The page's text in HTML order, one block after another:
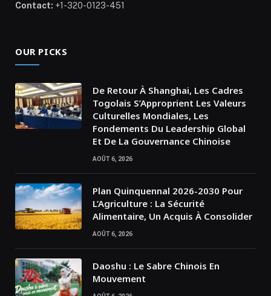
Contact: +1-320-0123-451
OUR PICKS
De Retour À Shanghai, Les Cadres
Togolais S’Approprient Les Valeurs
Culturelles Mondiales, Les
Fondements Du Leadership Global
Et De La Gouvernance Chinoise
AOÛT 6, 2026
Plan Quinquennal 2026-2030 Pour
L’Agriculture : La Sécurité
Alimentaire, Un Acquis À Consolider
AOÛT 6, 2026
Daoshu : Le Sabre Chinois En
Mouvement